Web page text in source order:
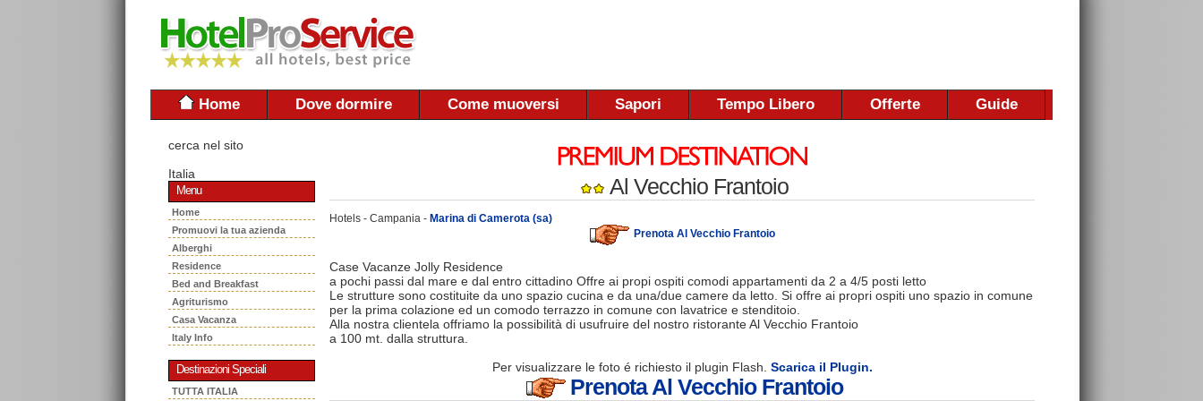
Home Dove dormire Come muoversi Sapori Tempo Libero Offerte Guide
cerca nel sito
Italia
Menu
Home
Promuovi la tua azienda
Alberghi
Residence
Bed and Breakfast
Agriturismo
Casa Vacanza
Italy Info
Destinazioni Speciali
TUTTA ITALIA
Al Vecchio Frantoio
Hotels - Campania - Marina di Camerota (sa)
Prenota Al Vecchio Frantoio
Case Vacanze Jolly Residence
a pochi passi dal mare e dal entro cittadino Offre ai propi ospiti comodi appartamenti da 2 a 4/5 posti letto
Le strutture sono costituite da uno spazio cucina e da una/due camere da letto. Si offre ai propri ospiti uno spazio in comune
per la prima colazione ed un comodo terrazzo in comune con lavatrice e stenditoio.
Alla nostra clientela offriamo la possibilità di usufruire del nostro ristorante Al Vecchio Frantoio
a 100 mt. dalla struttura.
Per visualizzare le foto é richiesto il plugin Flash. Scarica il Plugin.
Prenota Al Vecchio Frantoio